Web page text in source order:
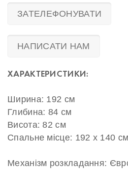
ЗАТЕЛЕФОНУВАТИ
НАПИСАТИ НАМ
ХАРАКТЕРИСТИКИ:
Ширина: 192 см
Глибина: 84 см
Висота: 82 см
Спальне місце: 192 х 140 см
Механізм розкладання: